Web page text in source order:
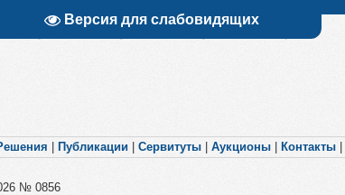
Версия для слабовидящих
Публикации Сервитуты Аукционы Контакты
№ 0856